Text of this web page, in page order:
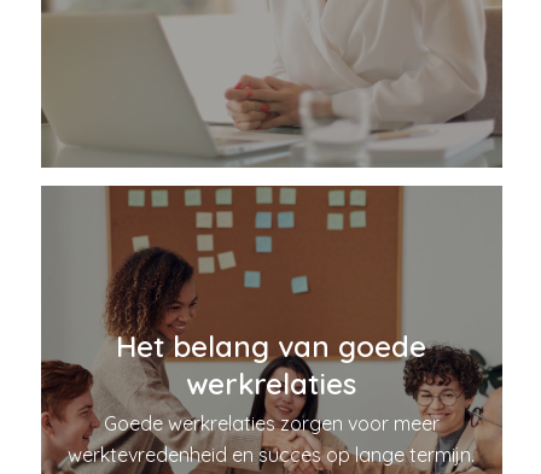
Het belang van goede
werkrelaties
Goede werkrelaties zorgen voor meer
werktevredenheid en succes op lange termijn.